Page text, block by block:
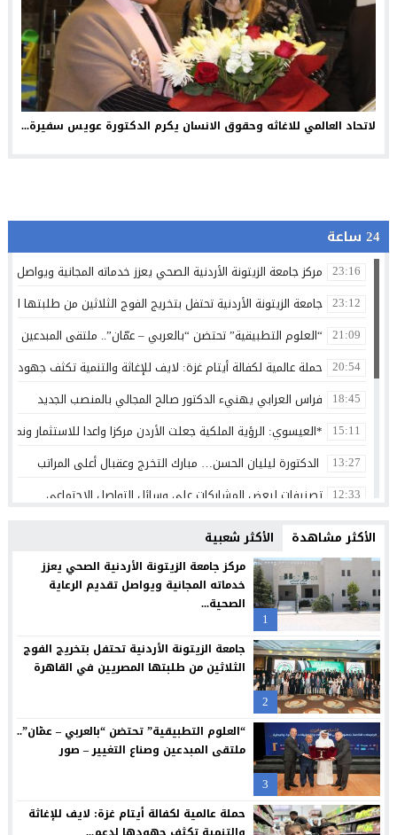
لاتحاد العالمي للاغاثه وحقوق الانسان يكرم الدكتورة عويس سفيرة...
24 ساعة
23:16 مركز جامعة الزيتونة الأردنية الصحي يعزز خدماته المجانية ويواصل
23:12 جامعة الزيتونة الأردنية تحتفل بتخريج الفوج الثلاثين من طلبتها
21:09 “العلوم التطبيقية” تحتضن “بالعربي – عمّان”.. ملتقى المبدعين
20:54 حملة عالمية لكفالة أيتام غزة: لايف للإغاثة والتنمية تكثف
18:45 فراس العرابي يهنيء الدكتور صالح المجالي بالمنصب الجديد
15:11 *العيسوي: الرؤية الملكية جعلت الأردن مركزا واعدا للاستثمار
13:27 الدكتورة ليليان الحسن… مبارك التخرج وعقبال أعلى المراتب
12:33 تصنيفات لبعض المشاركات على وسائل التواصل الاجتماعي
الثقة واليقين بعد الثبات أولا
12:26 بنك الأردن يطلق حملة القرض الشخصي لعام 2026 مع استرداد نقدي
12:24 شراكة بين “طلبات الأردن” ومؤسسة تضامن لتسهيل التبرعات
سامسونج تعيد تصميم الشاشة بما يتوافق مع الطريقة التي
12:18 البنك الأردني الكويتي يوقع اتفاقية تعاون مع الشركة الأردنية
12:13 مجابهة الاحتيال الإلكتروني مسؤولية مشتركة
12:10 بنك صفوة الإسلامي يجدد شراكته مع تكية أم علي ويواصل دعمه
الأكثر مشاهدة الأكثر شعبية
1
مركز جامعة الزيتونة الأردنية الصحي يعزز
خدماته المجانية ويواصل تقديم الرعاية
الصحية...
2
جامعة الزيتونة الأردنية تحتفل بتخريج الفوج
الثلاثين من طلبتها المصريين في القاهرة
3
“العلوم التطبيقية” تحتضن “بالعربي – عمّان”..
ملتقى المبدعين وصناع التغيير – صور
حملة عالمية لكفالة أيتام غزة: لايف للإغاثة